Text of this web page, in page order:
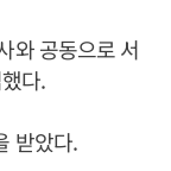
와 공동으로 서
다.
받았다.